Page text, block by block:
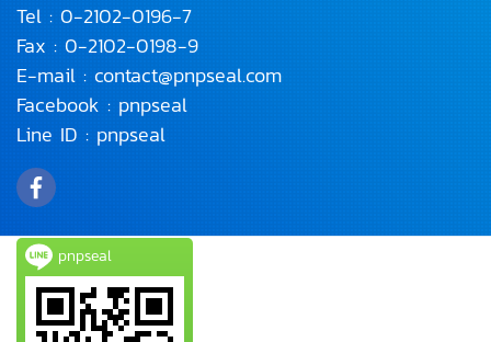
Tel : 0-2102-0196-7
Fax : 0-2102-0198-9
E-mail : contact@pnpseal.com
Facebook : pnpseal
Line ID : pnpseal
pnpseal